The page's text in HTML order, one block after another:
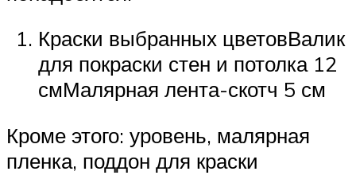
Краски выбранных цветовВалик
для покраски стен и потолка 12
смМалярная лента-скотч 5 см
Кроме этого: уровень, малярная
пленка, поддон для краски